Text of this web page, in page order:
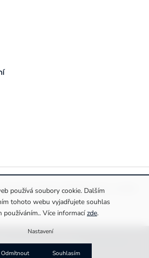
používá soubory cookie. Dalším
tohoto webu vyjadřujete souhlas
používáním.. Více informacízde.
Nastavení
Odmítnout Souhlasím
osobních údajůInformace o cookies
na platformě
Shoptet Premium